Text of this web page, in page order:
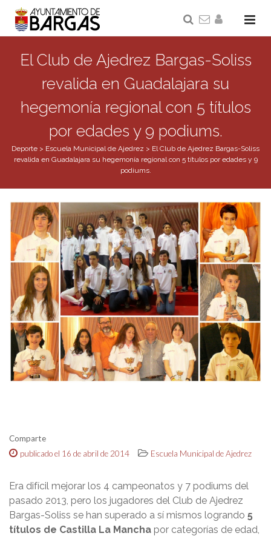
El Club de Ajedrez Bargas-Soliss
revalida en Guadalajara su
hegemonía regional con 5 títulos
por edades y 9 podiums.
Deporte > Escuela Municipal de Ajedrez > El Club de Ajedrez Bargas-Soliss
revalida en Guadalajara su hegemonía regional con 5 títulos por edades y 9
podiums.
Comparte
publicado el 16 de abril de 2014
Escuela Municipal de Ajedrez
Era difícil mejorar los 4 campeonatos y 7 podiums del
pasado 2013, pero los jugadores del Club de Ajedrez
Bargas-Soliss se han superado a sí mismos logrando 5
títulos de Castilla La Mancha por categorías de edad,